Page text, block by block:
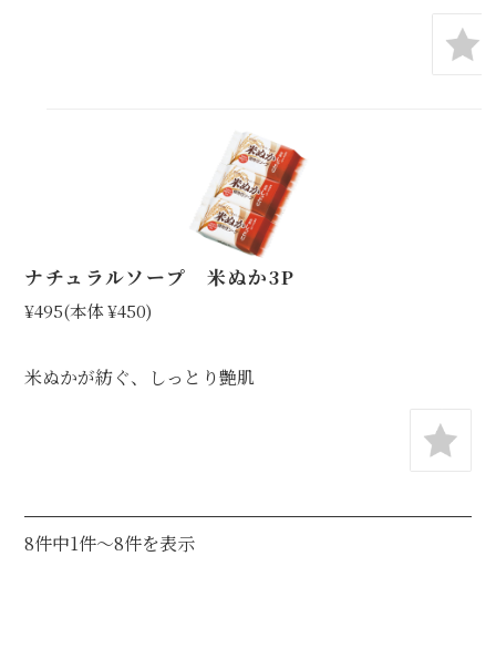
ナチュラルソープ 米ぬか3P
¥495(本体 ¥450)
米ぬかが紡ぐ、しっとり艶肌
8件中1件～8件を表示